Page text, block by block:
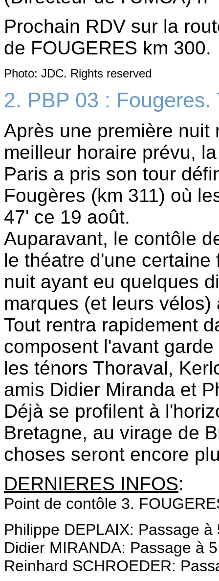
Prochain RDV sur la
de FOUGERES km 300.
Photo: JDC. Rights reserved
2. PBP 03 : Fougeres.
Après une première
meilleur horaire prévu,
Paris a pris son tour
Fougères (km 311) où
47' ce 19 août.
Auparavant, le contôle
le théatre d'une
nuit ayant eu quelques
marques (et leurs
Tout rentra rapidement
composent l'avant
les ténors Thoraval,
amis Didier Miranda et
Déjà se profilent à
Bretagne, au virage de
choses seront encore
DERNIERES INFOS:
Point de contôle 3.
Philippe DEPLAIX: Passage à
Didier MIRANDA: Passage à
Reinhard SCHROEDER: